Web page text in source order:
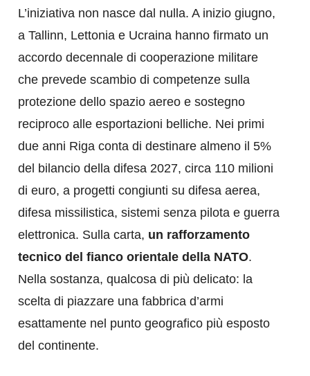
L’iniziativa non nasce dal nulla. A inizio giugno,
a Tallinn, Lettonia e Ucraina hanno firmato un
accordo decennale di cooperazione militare
che prevede scambio di competenze sulla
protezione dello spazio aereo e sostegno
reciproco alle esportazioni belliche. Nei primi
due anni Riga conta di destinare almeno il 5%
del bilancio della difesa 2027, circa 110 milioni
di euro, a progetti congiunti su difesa aerea,
difesa missilistica, sistemi senza pilota e guerra
elettronica. Sulla carta, un rafforzamento
tecnico del fianco orientale della NATO.
Nella sostanza, qualcosa di più delicato: la
scelta di piazzare una fabbrica d’armi
esattamente nel punto geografico più esposto
del continente.